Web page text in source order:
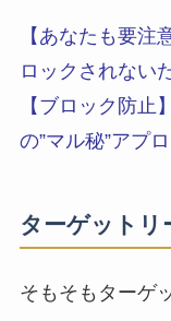
【あなたも要注
ロックされない
【ブロック防止
の”マル秘”アプロ
ターゲットリ
そもそもターゲ